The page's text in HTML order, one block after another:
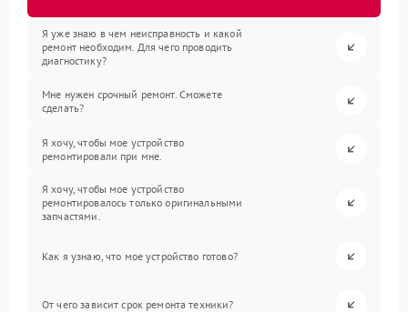
Я уже знаю в чем неисправность и какой
ремонт необходим. Для чего проводить
диагностику?
Мне нужен срочный ремонт. Сможете
сделать?
Я хочу, чтобы мое устройство
ремонтировали при мне.
Я хочу, чтобы мое устройство
ремонтировалось только оригинальными
запчастями.
Как я узнаю, что мое устройство готово?
От чего зависит срок ремонта техники?